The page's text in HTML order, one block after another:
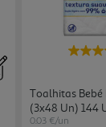
Toalhitas Bebé
(3x48 Un) 144
0.03 €/un